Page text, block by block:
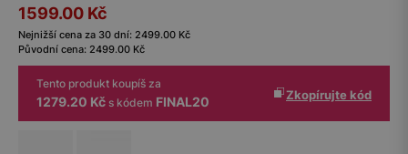
1599.00 Kč
Nejnižší cena za 30 dní: 2499.00 Kč
Původní cena: 2499.00 Kč
Tento produkt koupíš za
1279.20 Kč s kódem FINAL20 Zkopírujte kód